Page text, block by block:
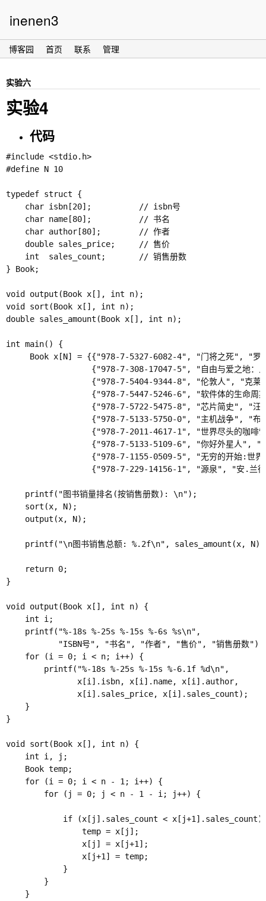
inenen3
博客园 首页 联系 管理
实验六
实验4
代码
#include <stdio.h>
#define N 10
typedef struct {
    char isbn[20];          // isbn号
    char name[80];          // 书名
    char author[80];        // 作者
    double sales_price;     // 售价
    int  sales_count;       // 销售册数
} Book;
void output(Book x[], int n);
void sort(Book x[], int n);
double sales_amount(Book x[], int n);
int main() {
Book x[N] = {{"978-7-5327-6082-4", "门将之死", "罗
{"978-7-308-17047-5", "自由与爱之地：
{"978-7-5404-9344-8", "伦敦人", "克莱
{"978-7-5447-5246-6", "软件体的生命周
{"978-7-5722-5475-8", "芯片简史", "汪
{"978-7-5133-5750-0", "主机战争", "布
{"978-7-2011-4617-1", "世界尽头的咖啡
{"978-7-5133-5109-6", "你好外星人", "
{"978-7-1155-0509-5", "无穷的开始:世界
{"978-7-229-14156-1", "源泉", "安.兰
    printf("图书销量排名(按销售册数): \n");
    sort(x, N);
    output(x, N);
printf("\n图书销售总额: %.2f\n", sales_amount(x,
    return 0;
}
void output(Book x[], int n) {
    int i;
    printf("%-18s %-25s %-15s %-6s %s\n",
           "ISBN号", "书名", "作者", "售价", "销售册数");
    for (i = 0; i < n; i++) {
        printf("%-18s %-25s %-15s %-6.1f %d\n",
               x[i].isbn, x[i].name, x[i].author,
               x[i].sales_price, x[i].sales_count);
    }
}
void sort(Book x[], int n) {
    int i, j;
    Book temp;
    for (i = 0; i < n - 1; i++) {
        for (j = 0; j < n - 1 - i; j++) {
if (x[j].sales_count < x[j+1].sales_count)
                temp = x[j];
                x[j] = x[j+1];
                x[j+1] = temp;
            }
        }
    }